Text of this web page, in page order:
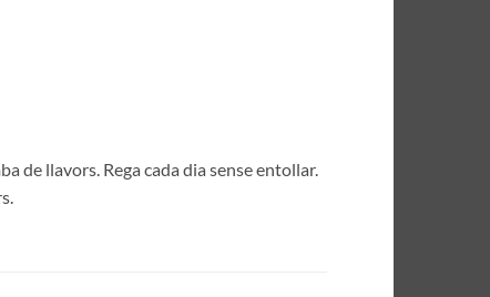
de llavors. Rega cada dia sense entollar.